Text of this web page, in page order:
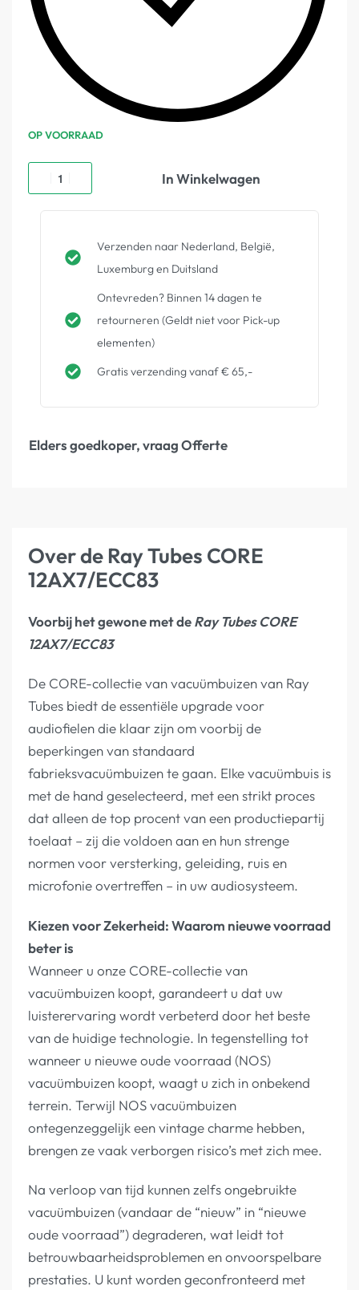
OP VOORRAAD
In Winkelwagen
Verzenden naar Nederland, België,
Luxemburg en Duitsland
Ontevreden? Binnen 14 dagen te
retourneren (Geldt niet voor Pick-up
elementen)
Gratis verzending vanaf € 65,-
Elders goedkoper, vraag Offerte
Over de Ray Tubes CORE
12AX7/ECC83
Voorbij het gewone met deRay Tubes CORE
12AX7/ECC83
De CORE-collectie van vacuümbuizen van Ray
Tubes biedt de essentiële upgrade voor
audiofielen die klaar zijn om voorbij de
beperkingen van standaard
fabrieksvacuümbuizen te gaan. Elke vacuümbuis is
met de hand geselecteerd, met een strikt proces
dat alleen de top procent van een productiepartij
toelaat – zij die voldoen aan en hun strenge
normen voor versterking, geleiding, ruis en
microfonie overtreffen – in uw audiosysteem.
Kiezen voor Zekerheid: Waarom nieuwe voorraad
beter is
Wanneer u onze CORE-collectie van
vacuümbuizen koopt, garandeert u dat uw
luisterervaring wordt verbeterd door het beste
van de huidige technologie. In tegenstelling tot
wanneer u nieuwe oude voorraad (NOS)
vacuümbuizen koopt, waagt u zich in onbekend
terrein. Terwijl NOS vacuümbuizen
ontegenzeggelijk een vintage charme hebben,
brengen ze vaak verborgen risico’s met zich mee.
Na verloop van tijd kunnen zelfs ongebruikte
vacuümbuizen (vandaar de “nieuw” in “nieuwe
oude voorraad”) degraderen, wat leidt tot
betrouwbaarheidsproblemen en onvoorspelbare
prestaties. U kunt worden geconfronteerd met